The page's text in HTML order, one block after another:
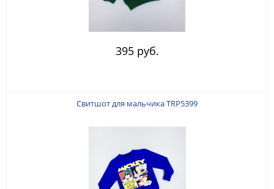
395 руб.
Свитшот для мальчика TRP5399